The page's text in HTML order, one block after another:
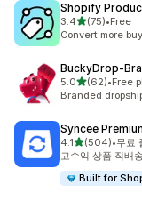
Shopify
3.4별 5개 중
(75)
총 리뷰 75개
•Free
Convert more
5.0별 5개 중
(62)
총 리뷰 62개
•Free
Branded
Syncee
4.1별 5개 중
(504)
총 리뷰 504개
•무료
고수익 상품 직배
Built for